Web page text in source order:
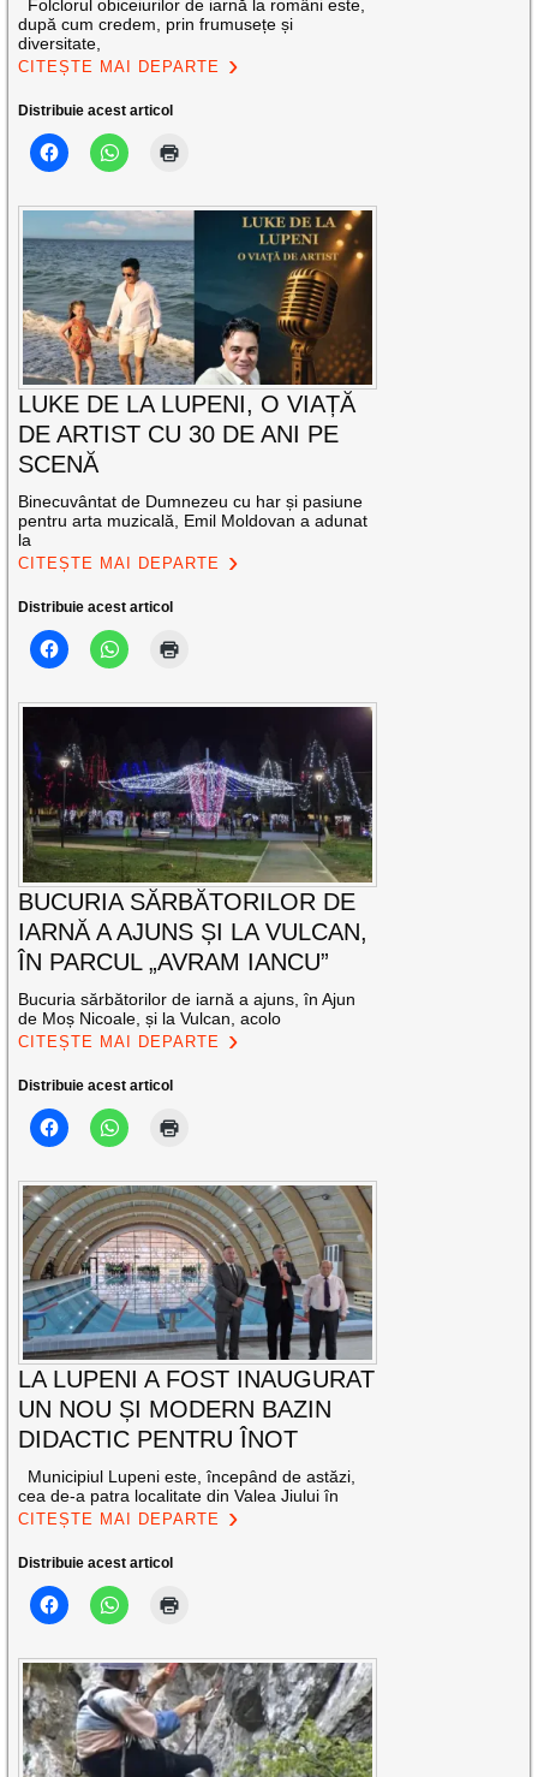
Folclorul obiceiurilor de iarnă la români este,
după cum credem, prin frumusețe și
diversitate,
CITEȘTE MAI DEPARTE
Distribuie acest articol
LUKE DE LA LUPENI, O VIAȚĂ
DE ARTIST CU 30 DE ANI PE
SCENĂ
Binecuvântat de Dumnezeu cu har și pasiune
pentru arta muzicală, Emil Moldovan a adunat
la
CITEȘTE MAI DEPARTE
Distribuie acest articol
BUCURIA SĂRBĂTORILOR DE
IARNĂ A AJUNS ȘI LA VULCAN,
ÎN PARCUL „AVRAM IANCU”
Bucuria sărbătorilor de iarnă a ajuns, în Ajun
de Moș Nicoale, și la Vulcan, acolo
CITEȘTE MAI DEPARTE
Distribuie acest articol
LA LUPENI A FOST INAUGURAT
UN NOU ȘI MODERN BAZIN
DIDACTIC PENTRU ÎNOT
Municipiul Lupeni este, începând de astăzi,
cea de-a patra localitate din Valea Jiului în
CITEȘTE MAI DEPARTE
Distribuie acest articol